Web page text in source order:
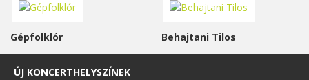
Gépfolklór Behajtani Tilos
ÚJ KONCERTHELYSZÍNEK